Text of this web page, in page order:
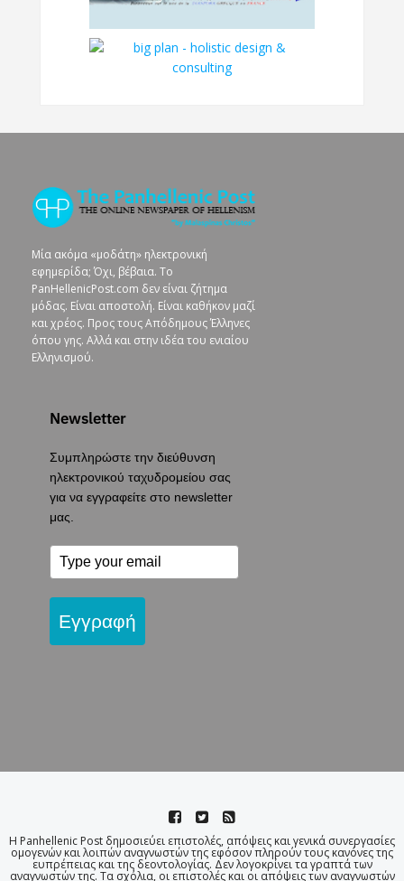
Μία ακόμα «μοδάτη» ηλεκτρονική
εφημερίδα; Όχι, βέβαια. To
PanHellenicPost.com δεν είναι ζήτημα
μόδας. Είναι αποστολή. Είναι καθήκον μαζί
και χρέος. Προς τους Απόδημους Έλληνες
όπου γης. Αλλά και στην ιδέα του ενιαίου
Ελληνισμού.
Newsletter
Συμπληρώστε την διεύθυνση
ηλεκτρονικού ταχυδρομείου σας
για να εγγραφείτε στο newsletter
μας.
Εγγραφή
Η Panhellenic Post δημοσιεύει επιστολές, απόψεις και γενικά συνεργασίες
ομογενών και λοιπών αναγνωστών της εφόσον πληρούν τους κανόνες της
ευπρέπειας και της δεοντολογίας. Δεν λογοκρίνει τα γραπτά των
αναγνωστών της. Τα σχόλια, οι επιστολές και οι απόψεις των αναγνωστών